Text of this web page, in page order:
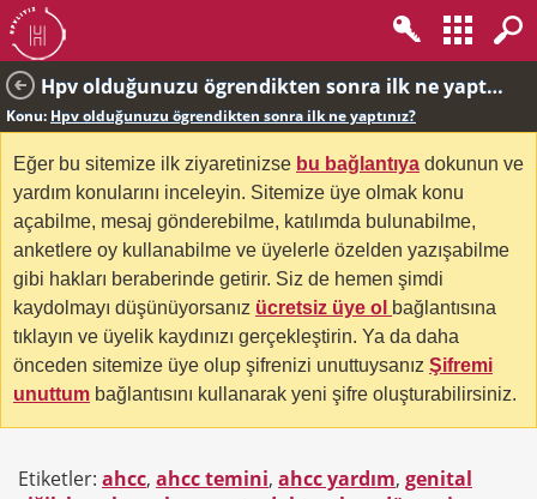
Hpv olduğunuzu ögrendikten sonra ilk ne yaptınız?
Konu: Hpv olduğunuzu ögrendikten sonra ilk ne yaptınız?
Eğer bu sitemize ilk ziyaretinizse bu bağlantıya dokunun ve
yardım konularını inceleyin. Sitemize üye olmak konu
açabilme, mesaj gönderebilme, katılımda bulunabilme,
anketlere oy kullanabilme ve üyelerle özelden yazışabilme
gibi hakları beraberinde getirir. Siz de hemen şimdi
kaydolmayı düşünüyorsanız ücretsiz üye ol bağlantısına
tıklayın ve üyelik kaydınızı gerçekleştirin. Ya da daha
önceden sitemize üye olup şifrenizi unuttuysanız Şifremi
unuttum bağlantısını kullanarak yeni şifre oluşturabilirsiniz.
Etiketler: ahcc, ahcc temini, ahcc yardım, genital